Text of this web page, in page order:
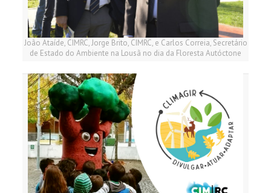
João Ataíde, CIMRC, Jorge Brito, CIMRC, e Carlos Correia, Secretário
de Estado do Ambiente na Lousã no dia da Floresta Autóctone